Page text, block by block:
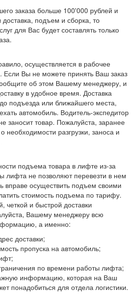
заказа больше 100'000 рублей и
подъем и сборка, то
для Вас будет составлять только
осуществляется в рабочее
Если Вы не можете принять Ваш заказ
об этом Вашему менеджеру, и
в удобное время. Доставка
подъезда или ближайшего места,
автомобиль. Водитель-экспедитор
заносит товар. Пожалуйста, заранее
необходимости разгрузки, заноса и
подъема товара в лифте из-за
лифта не позволяют перевезти в нем
вправе осуществить подъем своими
стоимость подъема по тарифу.
четкой и быстрой доставки
Вашему менеджеру всю
а именно:
доставки;
пропуска на автомобиль;
по времени работы лифта;
информацию, которая на Ваш
понадобиться для отдела логистики.